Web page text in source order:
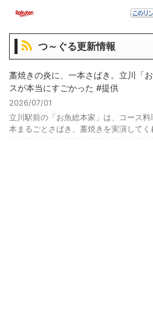
つ～ぐる更新情報
藁焼きの炎に、一本さばき。立川「
スが本当にすごかった #提供
2026/07/01
立川駅前の「お魚総本家」は、コース
本まるごとさばき、藁焼きを実演して